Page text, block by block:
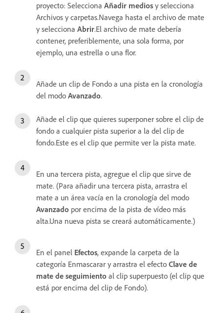
proyecto: Selecciona Añadir medios y selecciona
Archivos y carpetas.Navega hasta el archivo de mate
y selecciona Abrir.El archivo de mate debería
contener, preferiblemente, una sola forma, por
ejemplo, una estrella o una flor.
Añade un clip de Fondo a una pista en la cronología
del modo Avanzado.
Añade el clip que quieres superponer sobre el clip de
fondo a cualquier pista superior a la del clip de
fondo.Este es el clip que permite ver la pista mate.
En una tercera pista, agregue el clip que sirve de
mate. (Para añadir una tercera pista, arrastra el
mate a un área vacía en la cronología del modo
Avanzado por encima de la pista de vídeo más
alta.Una nueva pista se creará automáticamente.)
En el panel Efectos, expande la carpeta de la
categoría Enmascarar y arrastra el efecto Clave de
mate de seguimiento al clip superpuesto (el clip que
está por encima del clip de Fondo).